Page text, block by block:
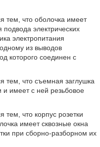
тем, что оболочка имеет
электрических
электропитания
из выводов
которого соединен с
тем, что съемная заглушка
и имеет с ней резьбовое
что корпус розетки
имеет сквозные окна
при сборно-разборном их